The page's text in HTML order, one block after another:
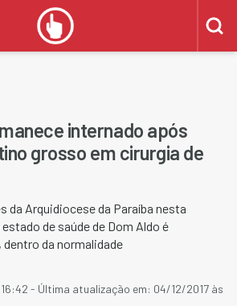
internado após
grosso em cirurgia de
da Arquidiocese da Paraíba nesta
de saúde de Dom Aldo é
da normalidade
- Última atualização em: 04/12/2017 às